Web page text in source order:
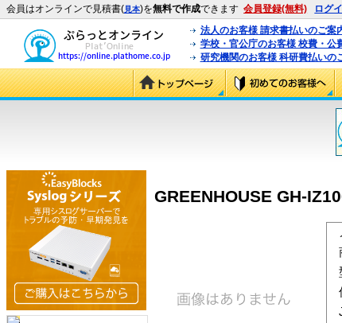
会員はオンラインで見積書(見本)を無料で作成できます 会員登録(無料) ログ
法人のお客様 請求書払いのご案
学校・官公庁のお客様 校費・公
研究機関のお客様 科研費払いの
GREENHOUSE GH-